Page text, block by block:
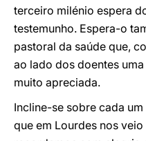
terceiro milénio espera
testemunho. Espera-o
pastoral da saúde que,
ao lado dos doentes
muito apreciada.
Incline-se sobre cada
que em Lourdes nos